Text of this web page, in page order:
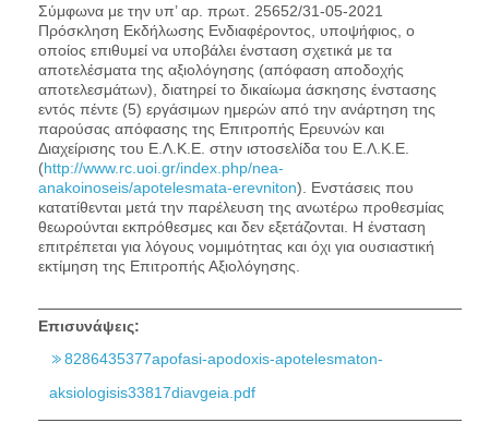
Σύμφωνα με την υπ’ αρ. πρωτ. 25652/31-05-2021
Πρόσκληση Εκδήλωσης Ενδιαφέροντος, υποψήφιος, ο
οποίος επιθυμεί να υποβάλει ένσταση σχετικά με τα
αποτελέσματα της αξιολόγησης (απόφαση αποδοχής
αποτελεσμάτων), διατηρεί το δικαίωμα άσκησης ένστασης
εντός πέντε (5) εργάσιμων ημερών από την ανάρτηση της
παρούσας απόφασης της Επιτροπής Ερευνών και
Διαχείρισης του Ε.Λ.Κ.Ε. στην ιστοσελίδα του Ε.Λ.Κ.Ε.
(http://www.rc.uoi.gr/index.php/nea-
anakoinoseis/apotelesmata-erevniton). Ενστάσεις που
κατατίθενται μετά την παρέλευση της ανωτέρω προθεσμίας
θεωρούνται εκπρόθεσμες και δεν εξετάζονται. Η ένσταση
επιτρέπεται για λόγους νομιμότητας και όχι για ουσιαστική
εκτίμηση της Επιτροπής Αξιολόγησης.
Επισυνάψεις:
8286435377apofasi-apodoxis-apotelesmaton-
aksiologisis33817diavgeia.pdf